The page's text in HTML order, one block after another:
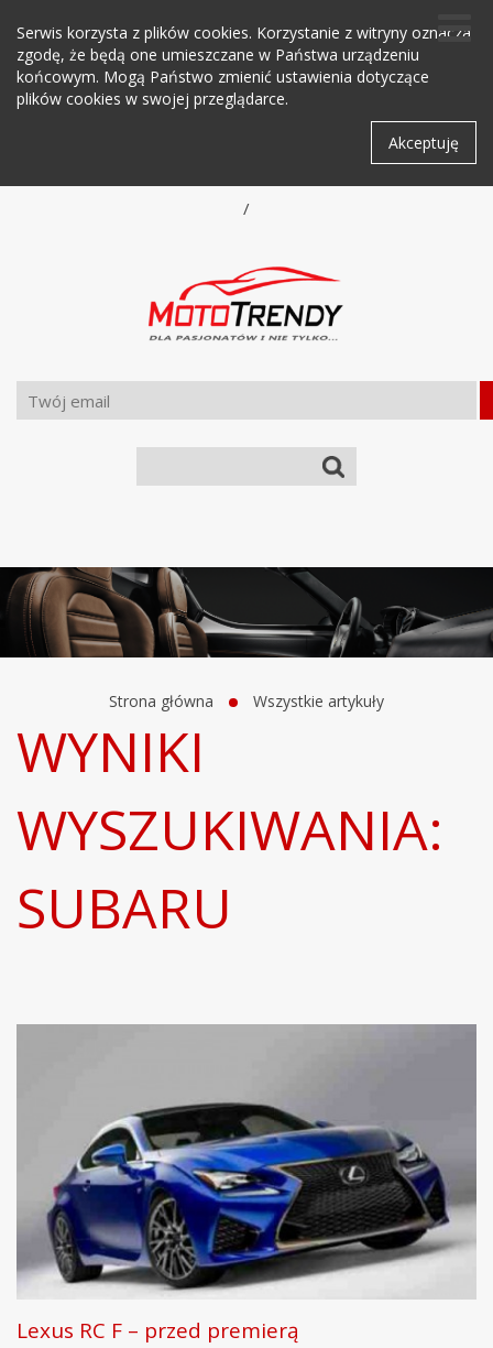
Serwis korzysta z plików cookies. Korzystanie z witryny oznacza
zgodę, że będą one umieszczane w Państwa urządzeniu
końcowym. Mogą Państwo zmienić ustawienia dotyczące
plików cookies w swojej przeglądarce.
Akceptuję
/
Strona główna Wszystkie artykuły
WYNIKI
WYSZUKIWANIA:
SUBARU
Lexus RC F – przed premierą